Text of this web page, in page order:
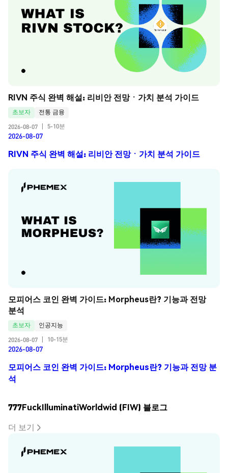
RIVN 주식 완벽 해설: 리비안 전망ㆍ가치 분석 가이드
초보자
전통 금융
2026-08-07
5-10분
2026-08-07
RIVN 주식 완벽 해설: 리비안 전망ㆍ가치 분석 가이드
모피어스 코인 완벽 가이드: Morpheus란? 기능과 전망
분석
초보자
인공지능
2026-08-07
10-15분
2026-08-07
모피어스 코인 완벽 가이드: Morpheus란? 기능과 전망 분
석
777FuckIlluminatiWorldwid (FIW) 블로그
더 보기